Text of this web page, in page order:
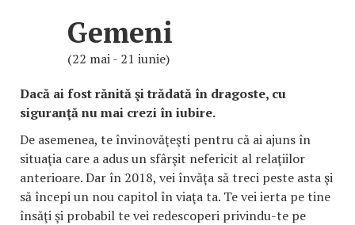
Gemeni
(22 mai - 21 iunie)
Dacă ai fost rănită şi trădată în dragoste, cu
siguranţă nu mai crezi în iubire.
De asemenea, te învinovăţeşti pentru că ai ajuns în
situaţia care a adus un sfârşit nefericit al relaţiilor
anterioare. Dar în 2018, vei învăţa să treci peste asta şi
să începi un nou capitol în viaţa ta. Te vei ierta pe tine
însăţi şi probabil te vei redescoperi privindu-te pe